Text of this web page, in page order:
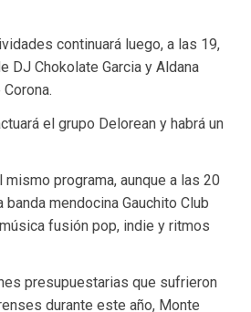
continuará luego, a las 19,
DJ Chokolate Garcia y Aldana
el grupo Delorean y habrá un
programa, aunque a las 20
mendocina Gauchito Club
fusión pop, indie y ritmos
presupuestarias que sufrieron
durante este año, Monte